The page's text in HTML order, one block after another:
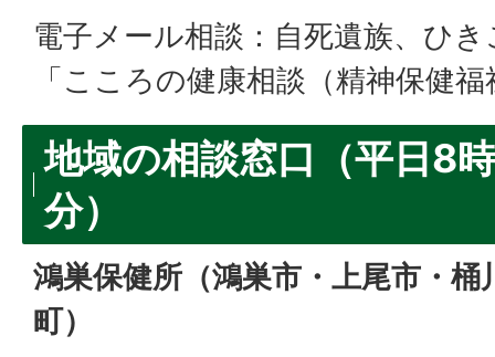
電子メール相談：自死遺族、ひ
「こころの健康相談（精神保健
地域の相談窓口（平日8
分）
鴻巣保健所（鴻巣市・上尾市・桶
町）